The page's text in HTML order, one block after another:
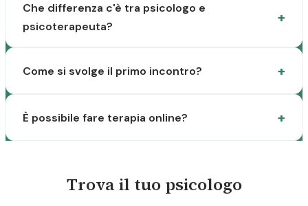
Che differenza c'è tra psicologo e
psicoterapeuta?
Come si svolge il primo incontro?
È possibile fare terapia online?
Trova il tuo psicologo